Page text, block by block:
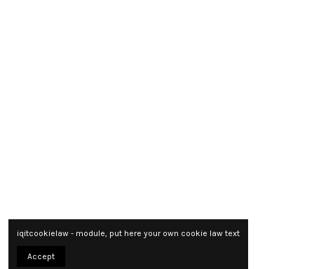
iqitcookielaw - module, put here your own cookie law text
Accept